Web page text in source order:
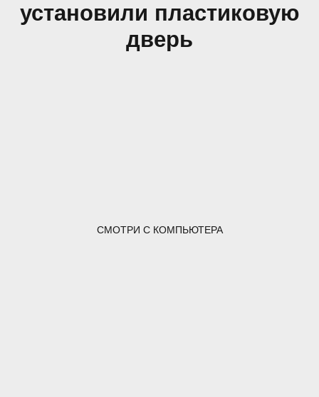
установили пластиковую
дверь
СМОТРИ С КОМПЬЮТЕРА